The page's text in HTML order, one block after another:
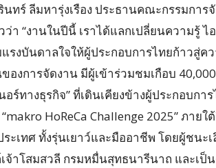
ทร์ ลีมหารุ่งเรือง ประธานคณะกรรมการ
ว่า “งานในปีนี้ เราได้แลกเปลี่ยนความรู้
รงบันดาลใจให้ผู้ประกอบการไทยก้าวสู่ค
องการจัดงาน มีผู้เข้าร่วมชมเกือบ
อร์ทางธุรกิจ” ที่เดินเคียงข้างผู้ประกอบก
HoReCa Challenge 2025” ภาย
ะเทศ ทั้งรุ่นเยาว์และมืออาชีพ โดยผู้ชนะ
จ้าโสมสวลี กรมหมื่นสุทธนารีนาถ และเ